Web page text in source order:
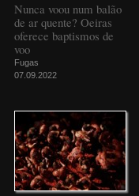
Nunca voou num balão
de ar quente? Oeiras
oferece baptismos de
voo
Fugas
07.09.2022